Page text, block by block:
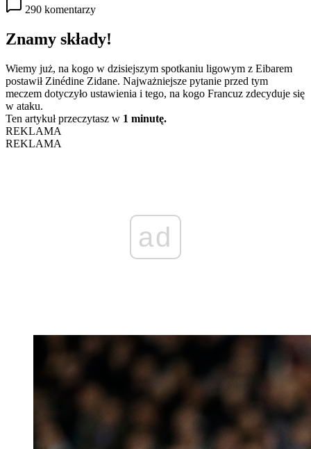
290 komentarzy
Znamy składy!
Wiemy już, na kogo w dzisiejszym spotkaniu ligowym z Eibarem
postawił Zinédine Zidane. Najważniejsze pytanie przed tym
meczem dotyczyło ustawienia i tego, na kogo Francuz zdecyduje się
w ataku.
Ten artykuł przeczytasz w 1 minutę.
REKLAMA
REKLAMA
ad